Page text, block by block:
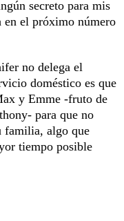
secreto para mis
el próximo número
no delega el
doméstico es que
y Emme -fruto de
para que no
familia, algo que
tiempo posible